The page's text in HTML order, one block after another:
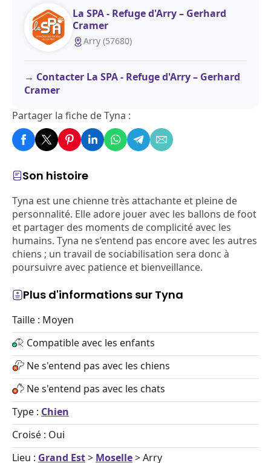
Son histoire
Tyna est une chienne très attachante et pleine de
personnalité. Elle adore jouer avec les ballons de foot
et partager des moments de complicité avec les
humains. Tyna ne s’entend pas encore avec les autres
chiens ; un travail de sociabilisation sera donc à
poursuivre avec patience et bienveillance.
Plus d'informations sur Tyna
Taille : Moyen
Compatible avec les enfants
Ne s'entend pas avec les chiens
Ne s'entend pas avec les chats
Type : Chien
Croisé : Oui
Lieu : Grand Est> Moselle> Arry
La SPA - Refuge d'Arry – Gerhard
Cramer
Arry (57680)
Contacter La SPA - Refuge d'Arry – Gerhard
Cramer
Partager la fiche de Tyna :